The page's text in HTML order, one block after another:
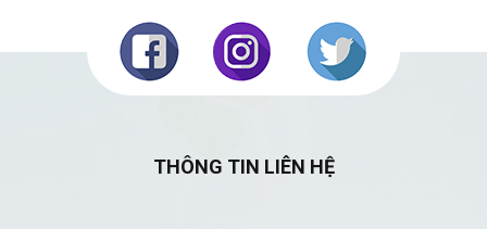
THÔNG TIN LIÊN HỆ